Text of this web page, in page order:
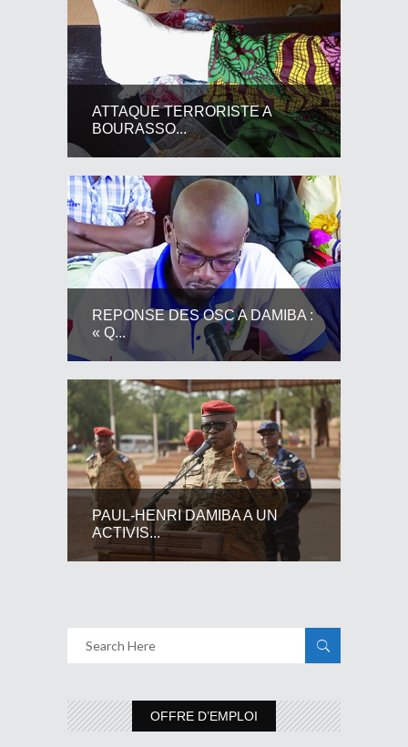
ATTAQUE TERRORISTE A
BOURASSO...
REPONSE DES OSC A DAMIBA :
« Q...
PAUL-HENRI DAMIBA A UN
ACTIVIS...
OFFRE D’EMPLOI